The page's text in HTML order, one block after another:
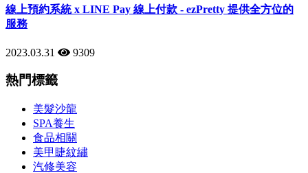
線上預約系統 x LINE Pay 線上付款 - ezPretty 提供全方位的
服務
2023.03.31 9309
熱門標籤
美髮沙龍
SPA養生
食品相關
美甲睫紋繡
汽修美容